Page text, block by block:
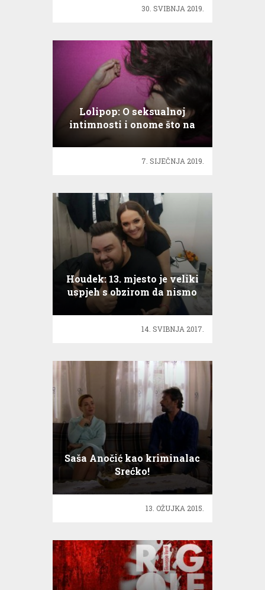
30. SVIBNJA 2019.
Lolipop: O seksualnoj
intimnosti i onome što na
nju utječe
7. SIJEČNJA 2019.
Houdek: 13. mjesto je veliki
uspjeh s obzirom da nismo
imali podršku susjednih
zemalja, ali njima na dušu
14. SVIBNJA 2017.
Saša Anočić kao kriminalac
Srećko!
13. OŽUJKA 2015.